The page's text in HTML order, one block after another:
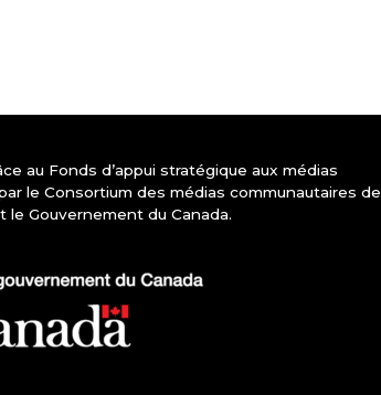
au Fonds d’appui stratégique aux médias
le Consortium des médias communautaires de
le Gouvernement du Canada.